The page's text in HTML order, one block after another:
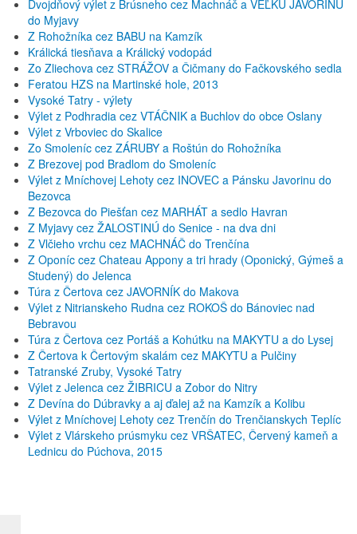
Dvojdňový výlet z Brúsneho cez Machnáč a VEĽKÚ JAVORINU
do Myjavy
Z Rohožníka cez BABU na Kamzík
Králická tiesňava a Králický vodopád
Zo Zliechova cez STRÁŽOV a Čičmany do Fačkovského sedla
Feratou HZS na Martinské hole, 2013
Vysoké Tatry - výlety
Výlet z Podhradia cez VTÁČNIK a Buchlov do obce Oslany
Výlet z Vrboviec do Skalice
Zo Smoleníc cez ZÁRUBY a Roštún do Rohožníka
Z Brezovej pod Bradlom do Smoleníc
Výlet z Mníchovej Lehoty cez INOVEC a Pánsku Javorinu do
Bezovca
Z Bezovca do Piešťan cez MARHÁT a sedlo Havran
Z Myjavy cez ŽALOSTINÚ do Senice - na dva dni
Z Vlčieho vrchu cez MACHNÁČ do Trenčína
Z Oponíc cez Chateau Appony a tri hrady (Oponický, Gýmeš a
Studený) do Jelenca
Túra z Čertova cez JAVORNÍK do Makova
Výlet z Nitrianskeho Rudna cez ROKOŠ do Bánoviec nad
Bebravou
Túra z Čertova cez Portáš a Kohútku na MAKYTU a do Lysej
Z Čertova k Čertovým skalám cez MAKYTU a Pulčiny
Tatranské Zruby, Vysoké Tatry
Výlet z Jelenca cez ŽIBRICU a Zobor do Nitry
Z Devína do Dúbravky a aj ďalej až na Kamzík a Kolibu
Výlet z Mníchovej Lehoty cez Trenčín do Trenčianskych Teplíc
Výlet z Vlárskeho prúsmyku cez VRŠATEC, Červený kameň a
Lednicu do Púchova, 2015